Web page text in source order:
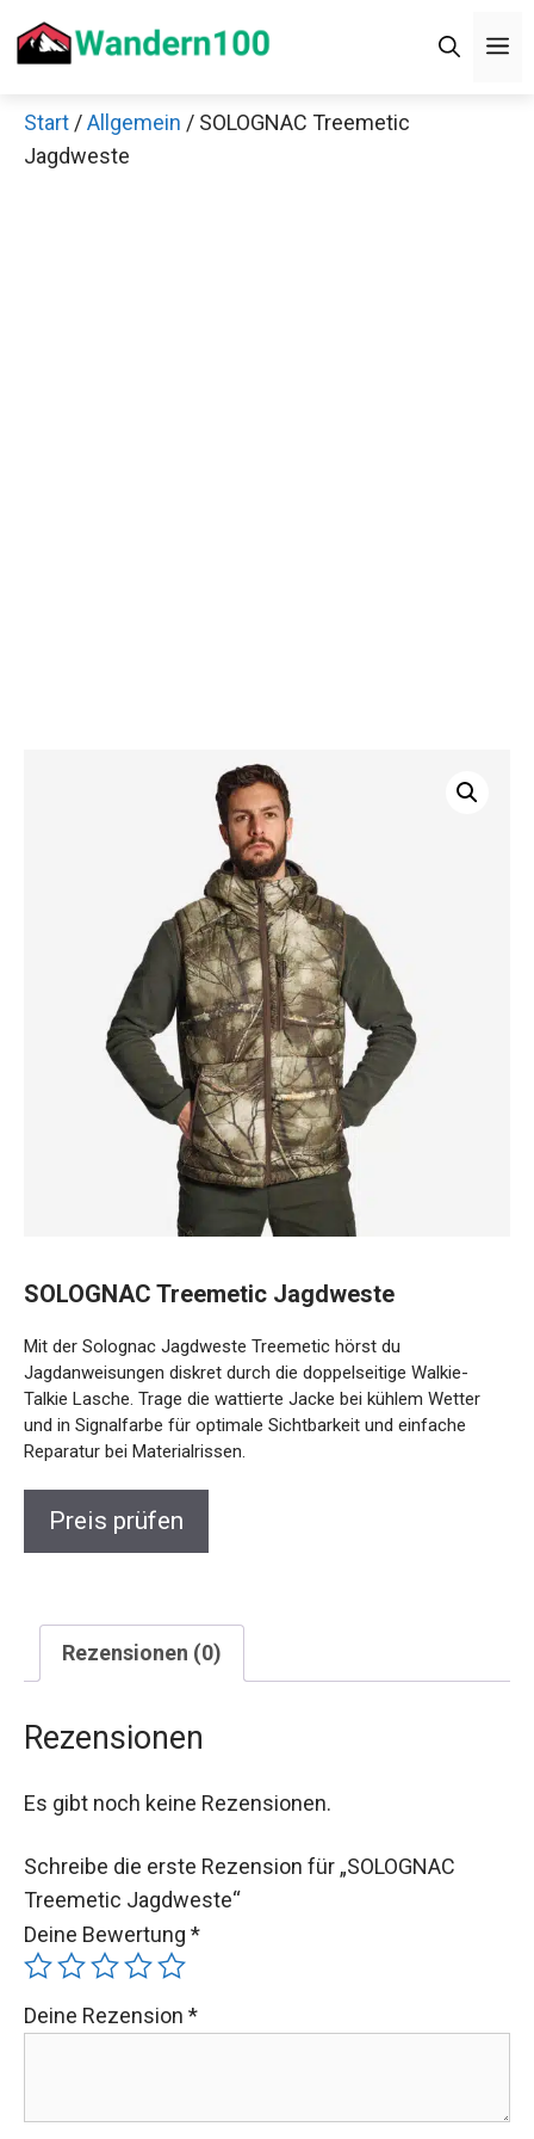
Inhalt
Start /Allgemein / SOLOGNAC Treemetic
Jagdweste
SOLOGNAC Treemetic Jagdweste
Mit der Solognac Jagdweste Treemetic hörst du
Jagdanweisungen diskret durch die doppelseitige Walkie-
Talkie Lasche. Trage die wattierte Jacke bei kühlem Wetter
und in Signalfarbe für optimale Sichtbarkeit und einfache
Reparatur bei Materialrissen.
Preis prüfen
Rezensionen (0)
Rezensionen
Es gibt noch keine Rezensionen.
Schreibe die erste Rezension für „SOLOGNAC
Treemetic Jagdweste“
Deine Bewertung *
Deine Rezension *